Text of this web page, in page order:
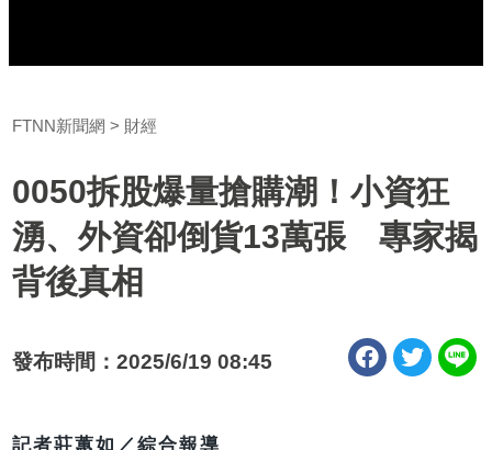
FTNN新聞網 財經
0050拆股爆量搶購潮！小資狂
湧、外資卻倒貨13萬張 專家揭
背後真相
發布時間：2025/6/19 08:45
記者莊蕙如／綜合報導